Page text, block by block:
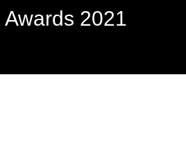
2021